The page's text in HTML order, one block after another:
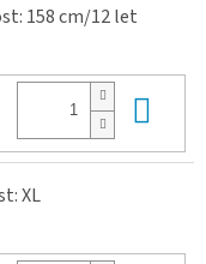
158 cm/12 let
XL